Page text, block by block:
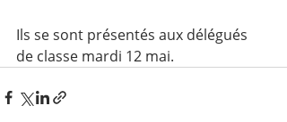
Ils se sont présentés aux délégués
de classe mardi 12 mai.